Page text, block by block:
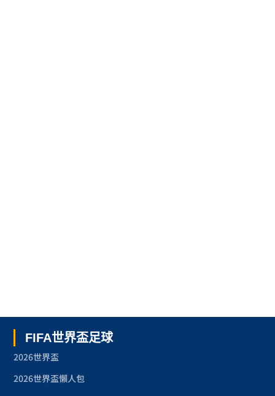
FIFA世界盃足球
2026世界盃
2026世界盃懶人包